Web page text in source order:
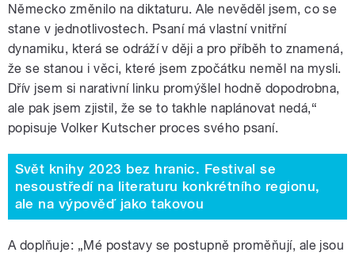
Německo změnilo na diktaturu. Ale nevěděl jsem, co se
stane v jednotlivostech. Psaní má vlastní vnitřní
dynamiku, která se odráží v ději a pro příběh to znamená,
že se stanou i věci, které jsem zpočátku neměl na mysli.
Dřív jsem si narativní linku promýšlel hodně dopodrobna,
ale pak jsem zjistil, že se to takhle naplánovat nedá,“
popisuje Volker Kutscher proces svého psaní.
Svět knihy 2023 bez hranic. Festival se
nesoustředí na literaturu konkrétního regionu,
ale na výpověď jako takovou
A doplňuje: „Mé postavy se postupně proměňují, ale jsou